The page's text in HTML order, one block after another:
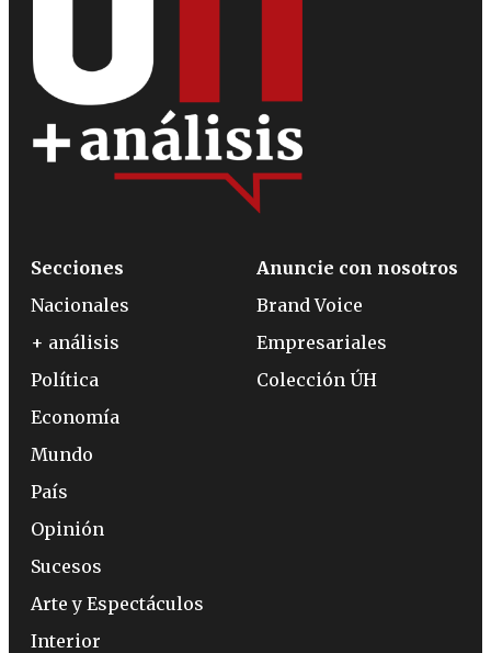
Secciones
Nacionales
+ análisis
Política
Economía
Mundo
País
Opinión
Sucesos
Arte y Espectáculos
Interior
Anuncie con nosotros
Brand Voice
Empresariales
Colección ÚH